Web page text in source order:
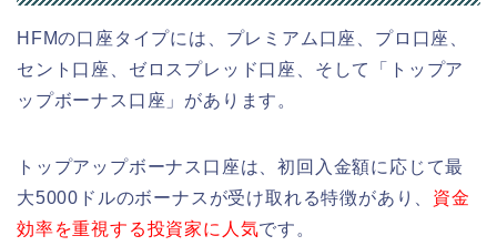
HFMの口座タイプには、プレミアム口座、プロ口座、
セント口座、ゼロスプレッド口座、そして「トップア
ップボーナス口座」があります。
トップアップボーナス口座は、初回入金額に応じて最
大5000ドルのボーナスが受け取れる特徴があり、 資金
効率を重視する投資家に人気です。